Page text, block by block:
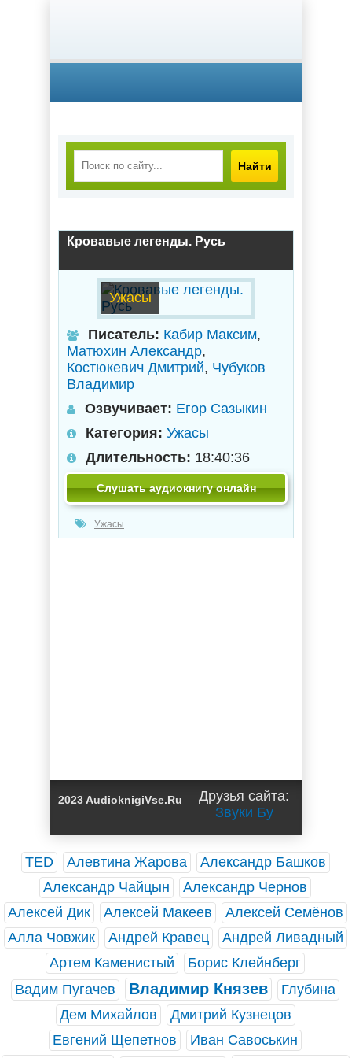
Найти
Кровавые легенды. Русь
Ужасы
Писатель: Кабир Максим,
Матюхин Александр,
Костюкевич Дмитрий, Чубуков
Владимир
Озвучивает: Егор Сазыкин
Категория: Ужасы
Длительность: 18:40:36
Слушать аудиокнигу онлайн
Ужасы
2023 AudioknigiVse.Ru
Друзья сайта:
Звуки Бу
TED Алевтина Жарова
Александр Башков
Александр Чайцын
Александр Чернов
Алексей Дик
Алексей Макеев
Алексей Семёнов
Алла Човжик
Андрей Кравец
Андрей Ливадный
Артем Каменистый
Борис Клейнберг
Вадим Пугачев
Владимир Князев
Глубина
Дем Михайлов
Дмитрий Кузнецов
Евгений Щепетнов
Иван Савоськин